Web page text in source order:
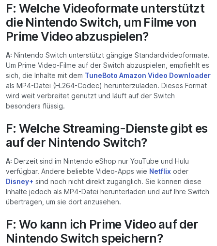
F: Welche Videoformate unterstützt
die Nintendo Switch, um Filme von
Prime Video abzuspielen?
A: Nintendo Switch unterstützt gängige Standardvideoformate.
Um Prime Video-Filme auf der Switch abzuspielen, empfiehlt es
sich, die Inhalte mit dem TuneBoto Amazon Video Downloader
als MP4-Datei (H.264-Codec) herunterzuladen. Dieses Format
wird weit verbreitet genutzt und läuft auf der Switch
besonders flüssig.
F: Welche Streaming-Dienste gibt es
auf der Nintendo Switch?
A: Derzeit sind im Nintendo eShop nur YouTube und Hulu
verfügbar. Andere beliebte Video-Apps wie Netflix oder
Disney+ sind noch nicht direkt zugänglich. Sie können diese
Inhalte jedoch als MP4-Datei herunterladen und auf Ihre Switch
übertragen, um sie dort anzusehen.
F: Wo kann ich Prime Video auf der
Nintendo Switch speichern?